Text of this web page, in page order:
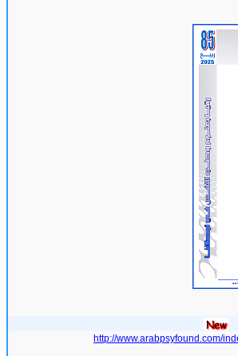
http://www.arabpsyfound.com/